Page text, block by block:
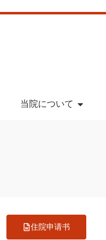
当院について
住院申请书